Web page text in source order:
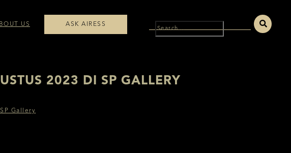
US ASK AIRESS
2023 DI SP GALLERY
Gallery